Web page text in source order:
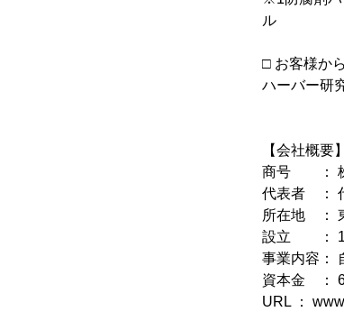
ル
□ お客様か
ハーバー研
【会社概要】
商号 ： 株
代表者 ：
所在地 ：
設立 ：
事業内容：
資本金 ： 6
URL ：